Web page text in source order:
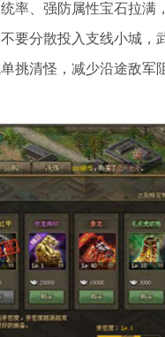
率、强防属性宝石拉满
要分散投入支线小城，
挑清怪，减少沿途敌